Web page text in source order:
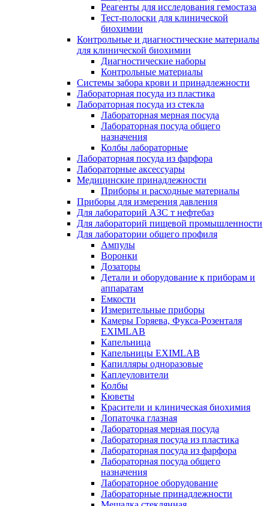
Реагенты для исследования гемостаза
Тест-полоски для клинической
биохимии
Контрольные и диагностические материалы
для клинической биохимии
Диагностические наборы
Контрольные материалы
Системы забора крови и принадлежности
Лабораторная посуда из пластика
Лабораторная посуда из стекла
Лабораторная мерная посуда
Лабораторная посуда общего
назначения
Колбы лабораторные
Лабораторная посуда из фарфора
Лабораторные аксессуары
Медицинские принадлежности
Приборы и расходные материалы
Приборы для измерения давления
Для лабораторий АЗС т нефтебаз
Для лабораторий пищевой промышленности
Для лаборатории общего профиля
Ампулы
Воронки
Дозаторы
Детали и оборудование к приборам и
аппаратам
Емкости
Измерительные приборы
Камеры Горяева, Фукса-Розенталя
EXIMLAB
Капельница
Капельницы EXIMLAB
Капилляры одноразовые
Каплеуловители
Колбы
Кюветы
Красители и клиническая биохимия
Лопаточка глазная
Лабораторная мерная посуда
Лабораторная посуда из пластика
Лабораторная посуда из фарфора
Лабораторная посуда общего
назначения
Лабораторное оборудование
Лабораторные принадлежности